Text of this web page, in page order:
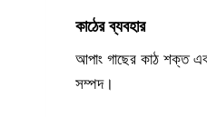
কাঠের ব্যবহার
আপাং গাছের কাঠ শক্ত
সম্পদ।